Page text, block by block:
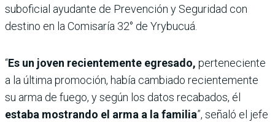
suboficial ayudante de Prevención y Seguridad con
destino en la Comisaría 32° de Yrybucuá.
“Es un joven recientemente egresado, perteneciente
a la última promoción, había cambiado recientemente
su arma de fuego, y según los datos recabados, él
estaba mostrando el arma a la familia”, señaló el jefe